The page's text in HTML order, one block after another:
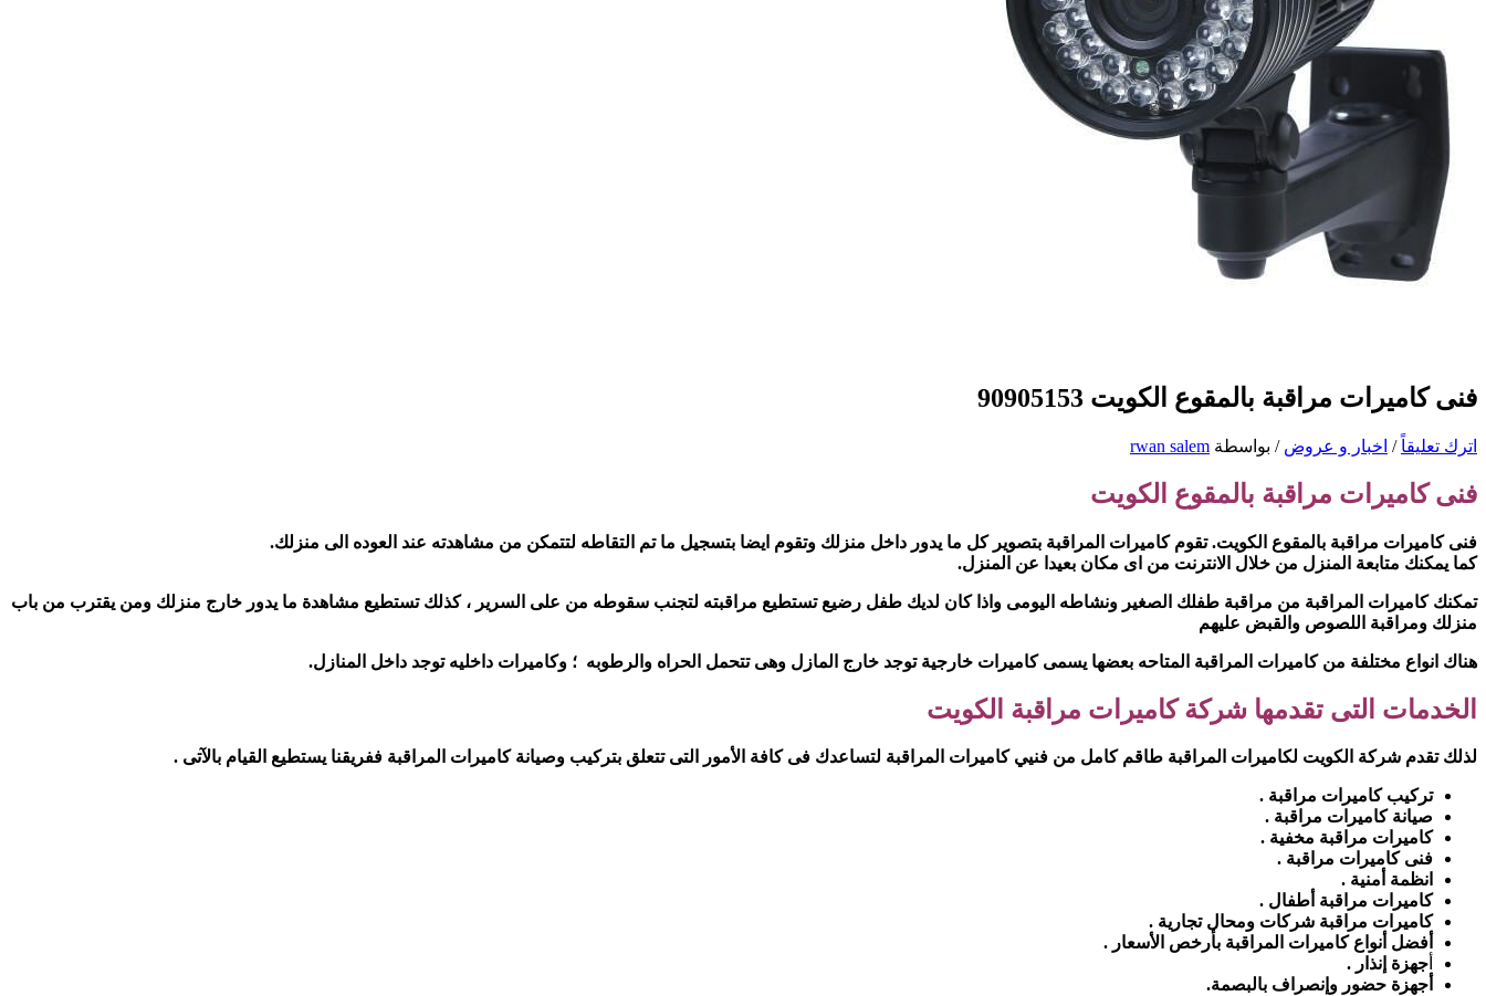
فنى كاميرات مراقبة بالمقوع الكويت 90905153
اترك تعليقاً / اخبار و عروض / بواسطة rwan salem
فنى كاميرات مراقبة بالمقوع الكويت
فنى كاميرات مراقبة بالمقوع الكويت. تقوم كاميرات المراقبة بتصوير كل ما يدور داخل منزلك وتقوم ايضا بتسجيل ما تم التقاطه لتتمكن من مشاهدته عند العوده الى منزلك.
كما يمكنك متابعة المنزل من خلال الانترنت من اى مكان بعيدا عن المنزل.
تمكنك كاميرات المراقبة من مراقبة طفلك الصغير ونشاطه اليومى واذا كان لديك طفل رضيع تستطيع مراقبته لتجنب سقوطه من على السرير ، كذلك تستطيع مشاهدة ما يدور خارج منزلك ومن يقترب من باب
منزلك ومراقبة اللصوص والقبض عليهم
هناك انواع مختلفة من كاميرات المراقبة المتاحه بعضها يسمى كاميرات خارجية توجد خارج المازل وهى تتحمل الحراه والرطوبه ؛ وكاميرات داخليه توجد داخل المنازل.
الخدمات التى تقدمها شركة كاميرات مراقبة الكويت
لذلك تقدم شركة الكويت لكاميرات المراقبة طاقم كامل من فنيي كاميرات المراقبة لتساعدك فى كافة الأمور التى تتعلق بتركيب وصيانة كاميرات المراقبة ففريقنا يستطيع القيام بالآتى .
تركيب كاميرات مراقبة .
صيانة كاميرات مراقبة .
كاميرات مراقبة مخفية .
فنى كاميرات مراقبة .
انظمة أمنية .
كاميرات مراقبة أطفال .
كاميرات مراقبة شركات ومحال تجارية .
أفضل أنواع كاميرات المراقبة بأرخص الأسعار .
جهزة إنذار .
أجهزة حضور وإنصراف بالبصمة.